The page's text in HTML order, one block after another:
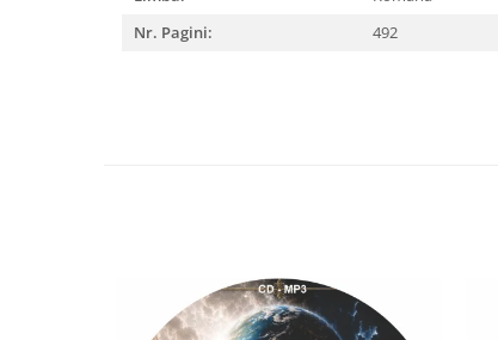
Nr. Pagini:
492